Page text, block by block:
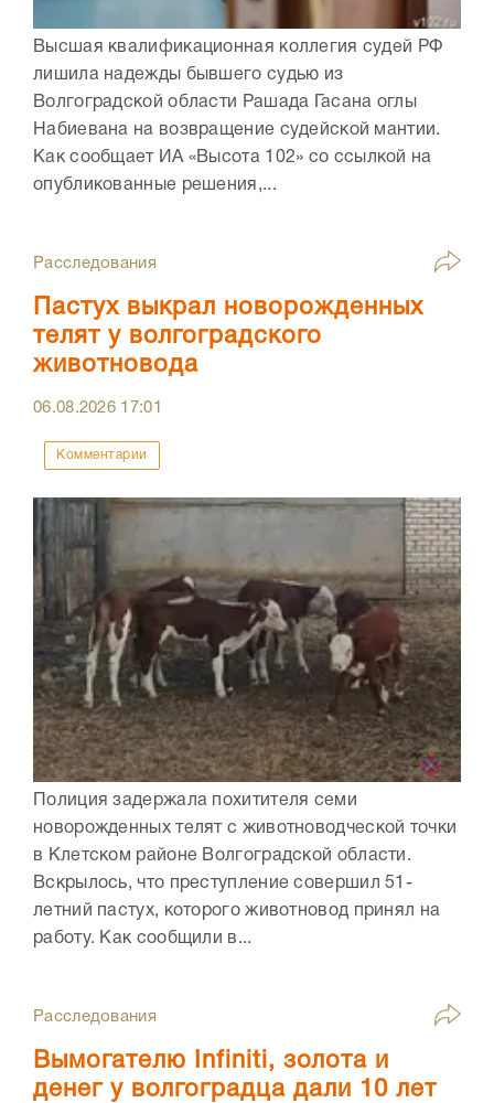
Высшая квалификационная коллегия судей РФ
лишила надежды бывшего судью из
Волгоградской области Рашада Гасана оглы
Набиевана на возвращение судейской мантии.
Как сообщает ИА «Высота 102» со ссылкой на
опубликованные решения,...
Расследования
Пастух выкрал новорожденных
телят у волгоградского
животновода
06.08.2026 17:01
Комментарии
Полиция задержала похитителя семи
новорожденных телят с животноводческой точки
в Клетском районе Волгоградской области.
Вскрылось, что преступление совершил 51-
летний пастух, которого животновод принял на
работу. Как сообщили в...
Расследования
Вымогателю Infiniti, золота и
денег у волгоградца дали 10 лет